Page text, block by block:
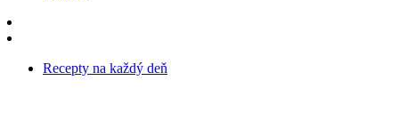
Recepty na každý deň